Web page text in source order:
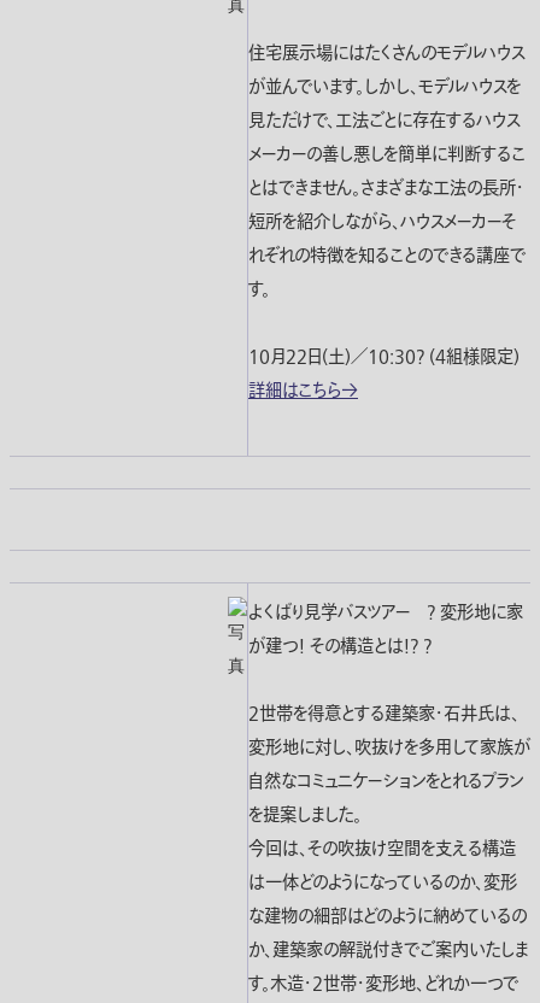
住宅展示場にはたくさんのモデルハウス
が並んでいます。しかし、モデルハウスを
見ただけで、工法ごとに存在するハウス
メーカーの善し悪しを簡単に判断するこ
とはできません。さまざまな工法の長所・
短所を紹介しながら、ハウスメーカーそ
れぞれの特徴を知ることのできる講座で
す。
10月22日(土)／10:30? (4組様限定)
詳細はこちら→
よくばり見学バスツアー ? 変形地に家
が建つ! その構造とは!? ?
2世帯を得意とする建築家・石井氏は、
変形地に対し、吹抜けを多用して家族が
自然なコミュニケーションをとれるプラン
を提案しました。
今回は、その吹抜け空間を支える構造
は一体どのようになっているのか、変形
な建物の細部はどのように納めているの
か、建築家の解説付きでご案内いたしま
す。木造・2世帯・変形地、どれか一つで